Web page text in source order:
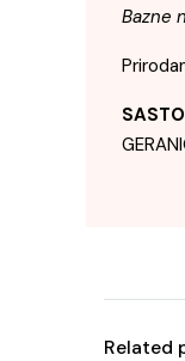
Bazne
Related